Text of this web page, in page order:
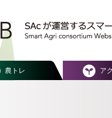
農トレ ア